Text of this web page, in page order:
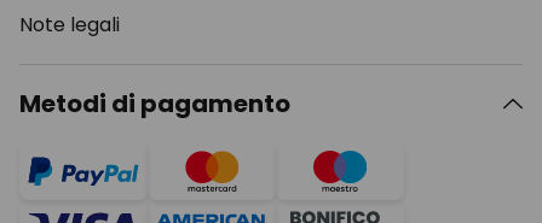
Note legali
Metodi di pagamento